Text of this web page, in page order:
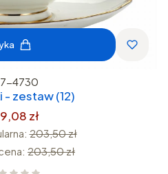
4730
- zestaw (12)
zł
203,50 zł
203,50 zł